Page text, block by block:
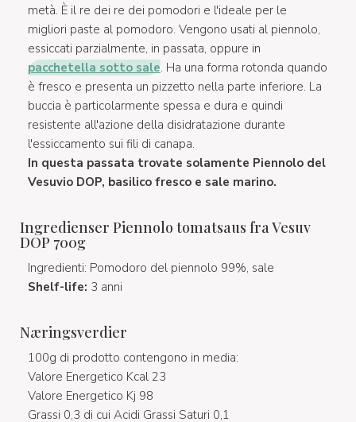
metà. È il re dei re dei pomodori e l'ideale per le
migliori paste al pomodoro. Vengono usati al piennolo,
essiccati parzialmente, in passata, oppure in
pacchetella sotto sale. Ha una forma rotonda quando
è fresco e presenta un pizzetto nella parte inferiore. La
buccia è particolarmente spessa e dura e quindi
resistente all'azione della disidratazione durante
l'essiccamento sui fili di canapa.
In questa passata trovate solamente Piennolo del
Vesuvio DOP, basilico fresco e sale marino.
Ingredienser Piennolo tomatsaus fra Vesuv
DOP 700g
Ingredienti: Pomodoro del piennolo 99%, sale
Shelf-life: 3 anni
Næringsverdier
100g di prodotto contengono in media:
Valore Energetico Kcal 23
Valore Energetico Kj 98
Grassi 0,3 di cui Acidi Grassi Saturi 0,1